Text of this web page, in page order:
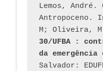
Lemos,
Antropoceno.
M; Oliveira,
30/UFBA :
da
Salvador: